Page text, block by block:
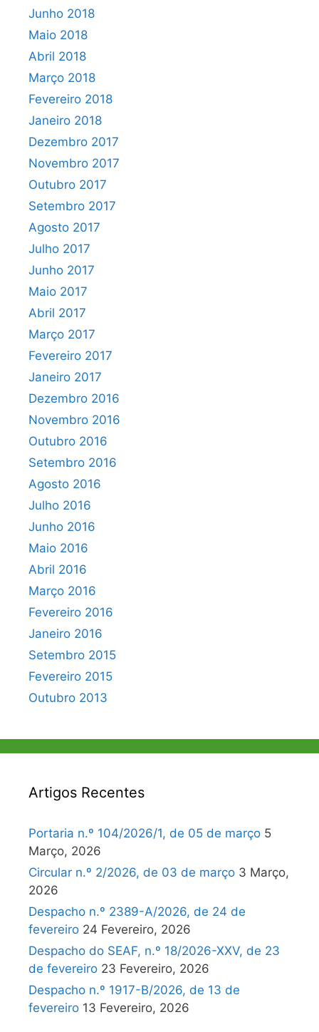
Junho 2018
Maio 2018
Abril 2018
Março 2018
Fevereiro 2018
Janeiro 2018
Dezembro 2017
Novembro 2017
Outubro 2017
Setembro 2017
Agosto 2017
Julho 2017
Junho 2017
Maio 2017
Abril 2017
Março 2017
Fevereiro 2017
Janeiro 2017
Dezembro 2016
Novembro 2016
Outubro 2016
Setembro 2016
Agosto 2016
Julho 2016
Junho 2016
Maio 2016
Abril 2016
Março 2016
Fevereiro 2016
Janeiro 2016
Setembro 2015
Fevereiro 2015
Outubro 2013
Artigos Recentes
Portaria n.º 104/2026/1, de 05 de março 5
Março, 2026
Circular n.º 2/2026, de 03 de março 3 Março,
2026
Despacho n.º 2389-A/2026, de 24 de
fevereiro 24 Fevereiro, 2026
Despacho do SEAF, n.º 18/2026-XXV, de 23
de fevereiro 23 Fevereiro, 2026
Despacho n.º 1917-B/2026, de 13 de
fevereiro 13 Fevereiro, 2026